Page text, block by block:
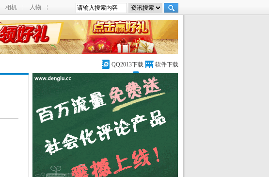
相机 人物
软件下载
QQ2013下载
DedeCMS论坛